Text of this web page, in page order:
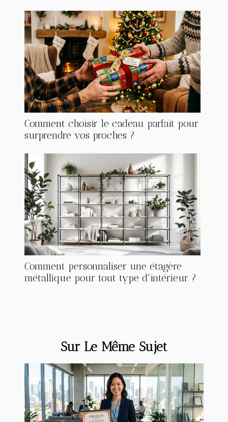
Comment choisir le cadeau parfait pour
surprendre vos proches ?
Comment personnaliser une étagère
métallique pour tout type d'intérieur ?
Sur Le Même Sujet